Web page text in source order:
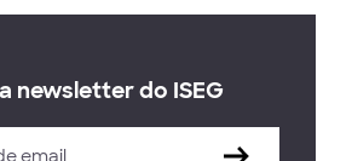
newsletter do ISEG